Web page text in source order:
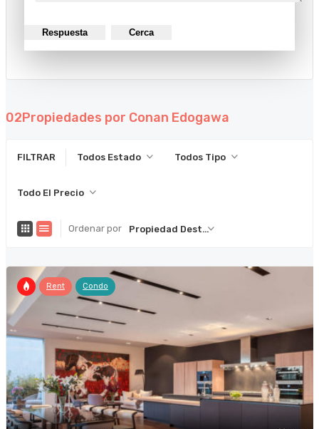
Respuesta Cerca
02Propiedades por Conan Edogawa
FILTRAR Todos Estado Todos Tipo
Todo El Precio
Ordenar por Propiedad Destacada
Rent Condo